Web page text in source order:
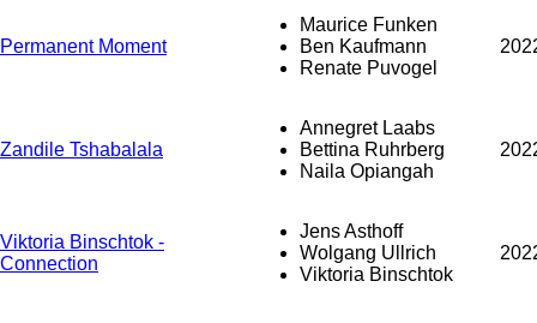
Permanent Moment
Maurice Funken
Ben Kaufmann
Renate Puvogel
Zandile Tshabalala
Annegret Laabs
Bettina Ruhrberg
Naila Opiangah
Viktoria Binschtok -
Connection
Jens Asthoff
Wolgang Ullrich
Viktoria Binschtok